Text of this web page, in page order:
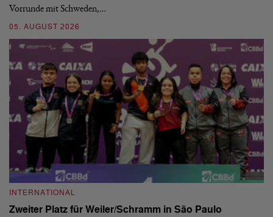
Vorrunde mit Schweden,…
05. AUGUST 2026
INTERNATIONAL
Zweiter Platz für Weiler/Schramm in São Paulo